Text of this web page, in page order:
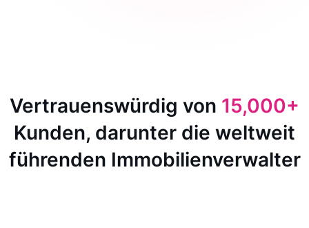
Vertrauenswürdig von 15,000+
Kunden, darunter die weltweit
führenden Immobilienverwalter